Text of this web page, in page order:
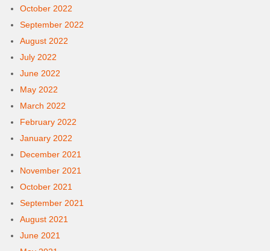
October 2022
September 2022
August 2022
July 2022
June 2022
May 2022
March 2022
February 2022
January 2022
December 2021
November 2021
October 2021
September 2021
August 2021
June 2021